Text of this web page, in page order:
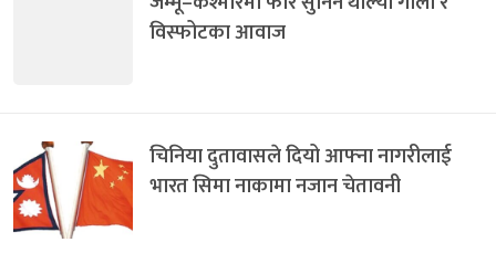
विस्फोटका आवाज
चिनिया दुतावासले दियो आफ्ना नागरीलाई
भारत सिमा नाकामा नजान चेतावनी